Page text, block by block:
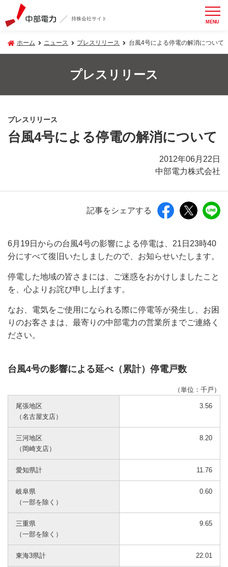
持株会社サイト MENU
ホーム ニュース プレスリリース 台風4号による停電の解消について
プレスリリース
プレスリリース
台風4号による停電の解消について
2012年06月22日
中部電力株式会社
記事をシェアする
6月19日からの台風4号の影響による停電は、21日23時40
分にすべて復旧いたしましたので、お知らせいたします。
停電した地域の皆さまには、ご迷惑をおかけしましたこと
を、心よりお詫び申し上げます。
なお、電気をご使用になられる際に停電等が発生し、お困
りのお客さまは、最寄りの中部電力の営業所までご連絡く
ださい。
台風4号の影響による延べ（累計）停電戸数
（単位：千戸）
尾張地区
（名古屋支店）
3.56
三河地区
（岡崎支店）
8.20
愛知県計 11.76
岐阜県
（一部を除く）
0.60
三重県
（一部を除く）
9.65
東海3県計 22.01